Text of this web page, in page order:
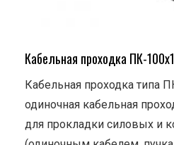
Кабельная проходка ПК-
Кабельная проходка типа
одиночная кабельная
для прокладки силовых и